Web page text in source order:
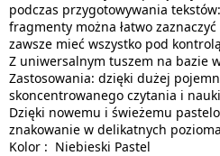
podczas przygotowywania
fragmenty można łatwo
zawsze mieć wszystko pod
Z uniwersalnym tuszem na bazie
Zastosowania: dzięki dużej
skoncentrowanego czytania i nauki
Dzięki nowemu i świeżemu
znakowanie w delikatnych
Kolor : Niebieski Pastel